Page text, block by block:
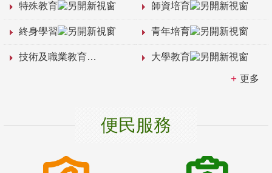
特殊教育 師資培育
終身學習 青年培育
技術及職業教育 大學教育
更多
便民服務